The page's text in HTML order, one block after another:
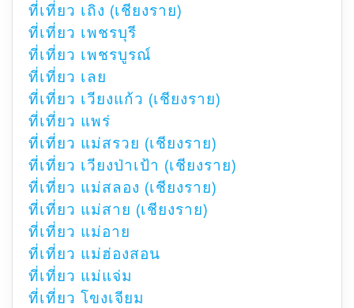
ที่เที่ยว เถิง (เชียงราย)
ที่เที่ยว เพชรบุรี
ที่เที่ยว เพชรบูรณ์
ที่เที่ยว เลย
ที่เที่ยว เวียงแก้ว (เชียงราย)
ที่เที่ยว แพร่
ที่เที่ยว แม่สรวย (เชียงราย)
ที่เที่ยว เวียงป่าเป้า (เชียงราย)
ที่เที่ยว แม่สลอง (เชียงราย)
ที่เที่ยว แม่สาย (เชียงราย)
ที่เที่ยว แม่อาย
ที่เที่ยว แม่ฮ่องสอน
ที่เที่ยว แม่แจ่ม
ที่เที่ยว โขงเจียม